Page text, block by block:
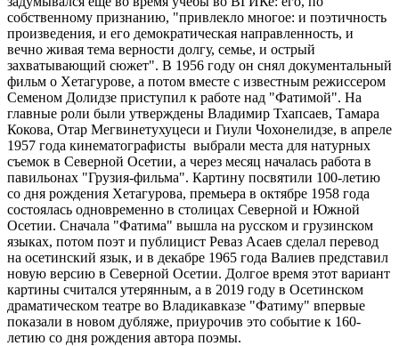
собственному признанию, "привлекло многое: и поэтичность
произведения, и его демократическая направленность, и
вечно живая тема верности долгу, семье, и острый
захватывающий сюжет". В 1956 году он снял документальный
фильм о Хетагурове, а потом вместе с известным режиссером
Семеном Долидзе приступил к работе над "Фатимой". На
главные роли были утверждены Владимир Тхапсаев, Тамара
Кокова, Отар Мегвинетухуцеси и Гиули Чохонелидзе, в апреле
1957 года кинематографисты выбрали места для натурных
съемок в Северной Осетии, а через месяц началась работа в
павильонах "Грузия-фильма". Картину посвятили 100-летию
со дня рождения Хетагурова, премьера в октябре 1958 года
состоялась одновременно в столицах Северной и Южной
Осетии. Сначала "Фатима" вышла на русском и грузинском
языках, потом поэт и публицист Реваз Асаев сделал перевод
на осетинский язык, и в декабре 1965 года Валиев представил
новую версию в Северной Осетии. Долгое время этот вариант
картины считался утерянным, а в 2019 году в Осетинском
драматическом театре во Владикавказе "Фатиму" впервые
показали в новом дубляже, приурочив это событие к 160-
летию со дня рождения автора поэмы.